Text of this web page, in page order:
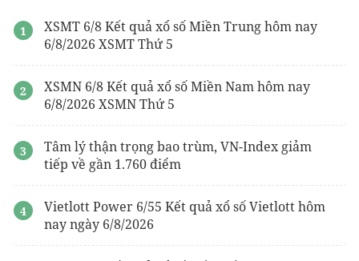
XSMT 6/8 Kết quả xổ số Miền Trung hôm nay
6/8/2026 XSMT Thứ 5
XSMN 6/8 Kết quả xổ số Miền Nam hôm nay
6/8/2026 XSMN Thứ 5
Tâm lý thận trọng bao trùm, VN-Index giảm
tiếp về gần 1.760 điểm
Vietlott Power 6/55 Kết quả xổ số Vietlott hôm
nay ngày 6/8/2026